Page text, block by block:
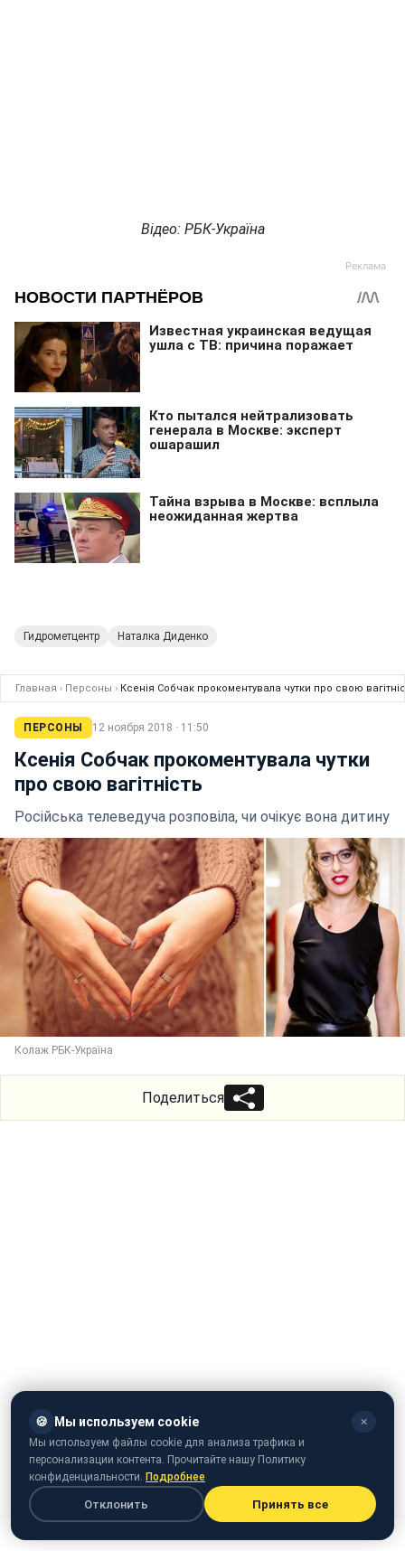
Відео: РБК-Україна
Гидрометцентр Наталка Диденко
Главная › Персоны › Ксенія Собчак прокоментувала чутки про свою
ПЕРСОНЫ 12 ноября 2018 · 11:50
Ксенія Собчак прокоментувала чутки
про свою вагітність
Російська телеведуча розповіла, чи очікує вона дитину
Колаж РБК-Україна
Поделиться
🍪 Мы используем cookie ✕
Мы используем файлы cookie для анализа трафика и
персонализации контента. Прочитайте нашу Политику
конфиденциальности. Подробнее
Отклонить Принять все